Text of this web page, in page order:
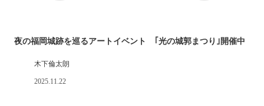
夜の福岡城跡を巡るアートイベント ｢光の城郭まつり｣開催中
木下倫太朗
2025.11.22